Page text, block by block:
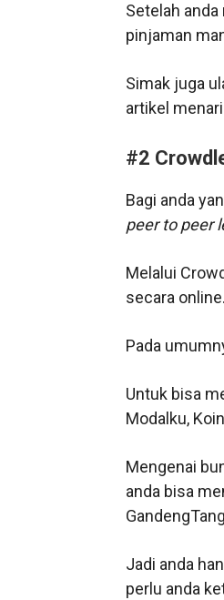
Setelah
pinjaman
Simak juga
artikel
#2
Bagi anda
peer to peer
Melalui
secara online.
Pada
Untuk bisa
Modalku,
Mengenai
anda bisa
Jadi anda
perlu anda